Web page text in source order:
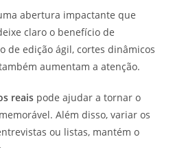
abertura impactante que
claro o benefício de
de edição ágil, cortes dinâmicos
aumentam a atenção.
reais pode ajudar a tornar o
Além disso, variar os
ou listas, mantém o